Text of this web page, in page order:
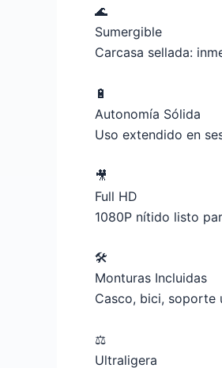
🌊
Sumergible
Carcasa sellada:
🔋
Autonomía Sólida
Uso extendido en
🎥
Full HD
1080P nítido listo
🛠️
Monturas Incluidas
Casco, bici, soporte
⚖️
Ultraligera